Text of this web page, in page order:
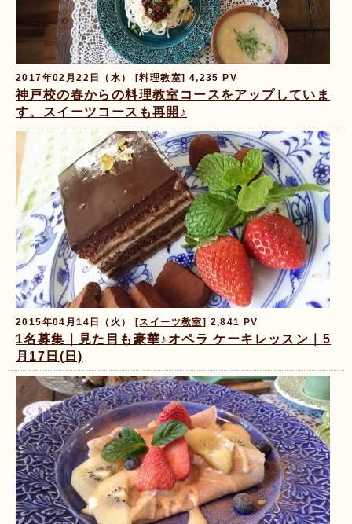
2017年02月22日（水） [料理教室] 4,235 PV
神戸校の春からの料理教室コースをアップしていま
す。スイーツコースも再開♪
2015年04月14日（火） [スイーツ教室] 2,841 PV
1名募集｜見た目も豪華♪オペラ ケーキレッスン｜5
月17日(日)